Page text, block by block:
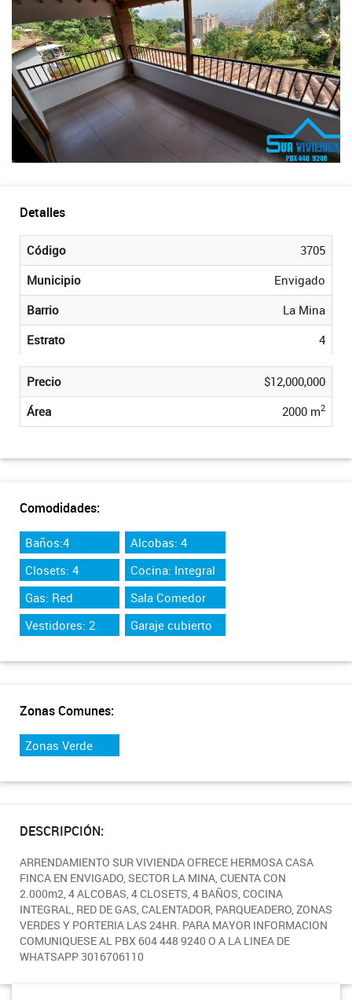
Detalles
Código
3705
Municipio
Envigado
Barrio
La Mina
Estrato
4
Precio
$12,000,000
Área
2000 m2
Comodidades:
Baños:4
Alcobas: 4
Closets: 4
Cocina: Integral
Gas: Red
Sala Comedor
Vestidores: 2
Garaje cubierto
Zonas Comunes:
Zonas Verde
DESCRIPCIÓN:
ARRENDAMIENTO SUR VIVIENDA OFRECE HERMOSA CASA
FINCA EN ENVIGADO, SECTOR LA MINA, CUENTA CON
2.000m2, 4 ALCOBAS, 4 CLOSETS, 4 BAÑOS, COCINA
INTEGRAL, RED DE GAS, CALENTADOR, PARQUEADERO, ZONAS
VERDES Y PORTERIA LAS 24HR. PARA MAYOR INFORMACION
COMUNIQUESE AL PBX 604 448 9240 O A LA LINEA DE
WHATSAPP 3016706110